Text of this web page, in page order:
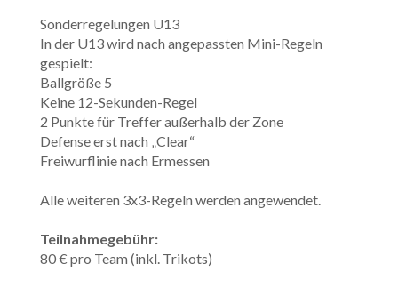
Sonderregelungen U13
In der U13 wird nach angepassten Mini-Regeln
gespielt:
Ballgröße 5
Keine 12-Sekunden-Regel
2 Punkte für Treffer außerhalb der Zone
Defense erst nach „Clear“
Freiwurflinie nach Ermessen
Alle weiteren 3x3-Regeln werden angewendet.
Teilnahmegebühr:
80 € pro Team (inkl. Trikots)